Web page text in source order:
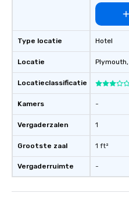
Type locatie
Locatie
Locatieclassificatie
Kamers
Vergaderzalen
Grootste zaal
Vergaderruimte
Hotel
Plymouth
-
1
1 ft²
-